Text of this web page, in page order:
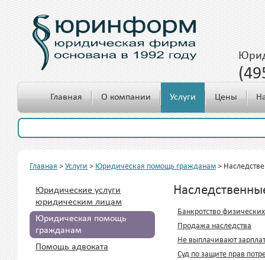
c 10.00 до 18.00
Главная О компании Услуги Цены
Главная > Услуги > Юридическая помощь гражданам >
Юридические услуги
юридическим лицам
Юридическая помощь
гражданам
Помощь адвоката
Банкротство
Продажа наследства
Не выплачивают
Cуд по защите прав